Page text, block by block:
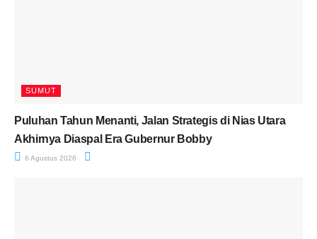
SUMUT
Puluhan Tahun Menanti, Jalan Strategis di Nias Utara
Akhirnya Diaspal Era Gubernur Bobby
6 Agustus 2026